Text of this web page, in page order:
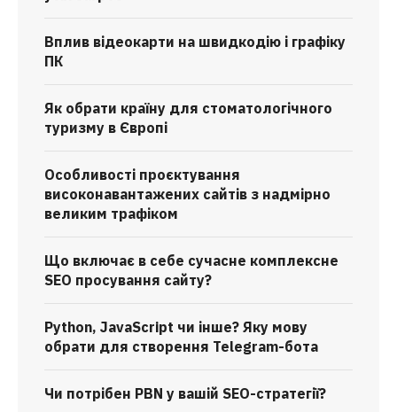
Вплив відеокарти на швидкодію і графіку
ПК
Як обрати країну для стоматологічного
туризму в Європі
Особливості проєктування
високонавантажених сайтів з надмірно
великим трафіком
Що включає в себе сучасне комплексне
SEO просування сайту?
Python, JavaScript чи інше? Яку мову
обрати для створення Telegram-бота
Чи потрібен PBN у вашій SEO-стратегії?